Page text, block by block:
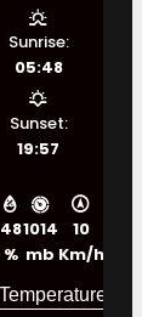
48
%
1014
mb
10
Km/h
Sunrise:
05:48
Sunset:
19:57